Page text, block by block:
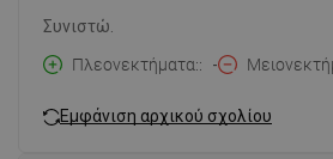
Συνιστώ.
Πλεονεκτήματα:
-
Εμφάνιση αρχικού σχολίου